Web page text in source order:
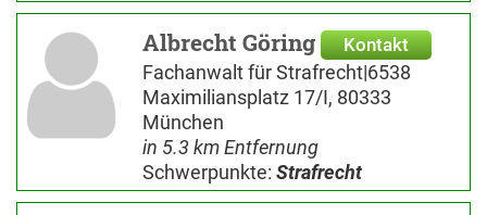
Albrecht Göring Kontakt
Fachanwalt für Strafrecht|6538
Maximiliansplatz 17/I, 80333
München
in 5.3 km Entfernung
Schwerpunkte: Strafrecht